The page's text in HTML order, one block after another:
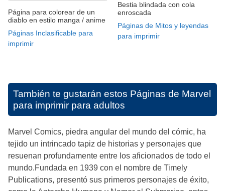
Página para colorear de un
diablo en estilo manga / anime
Páginas Inclasificable para
imprimir
Bestia blindada con cola
enroscada
Páginas de Mitos y leyendas
para imprimir
También te gustarán estos Páginas de Marvel
para imprimir para adultos
Marvel Comics, piedra angular del mundo del cómic, ha
tejido un intrincado tapiz de historias y personajes que
resuenan profundamente entre los aficionados de todo el
mundo.Fundada en 1939 con el nombre de Timely
Publications, presentó sus primeros personajes de éxito,